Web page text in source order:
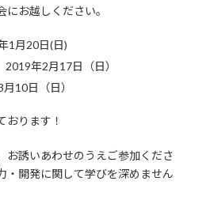
お越しください。
1月20日(日)
年2月17日（日）
10日（日）
おります！
お誘いあわせのうえご参加くださ
・開発に関して学びを深めません